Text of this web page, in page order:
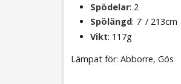
Spödelar: 2
Spölängd: 7' / 213cm
Vikt: 117g
Lämpat för: Abborre, Gös